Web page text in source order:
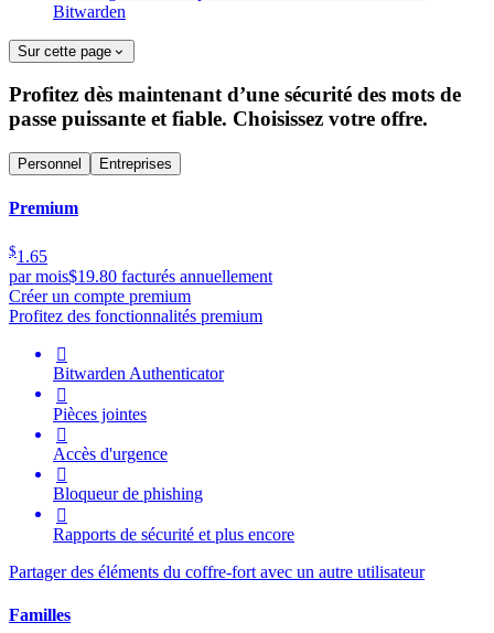
Bitwarden
Sur cette page
Profitez dès maintenant d’une sécurité des mots de
passe puissante et fiable. Choisissez votre offre.
Personnel Entreprises
Premium
$1.65
par mois$19.80 facturés annuellement
Créer un compte premium
Profitez des fonctionnalités premium

Bitwarden Authenticator

Pièces jointes

Accès d'urgence

Bloqueur de phishing

Rapports de sécurité et plus encore
Partager des éléments du coffre-fort avec un autre utilisateur
Familles